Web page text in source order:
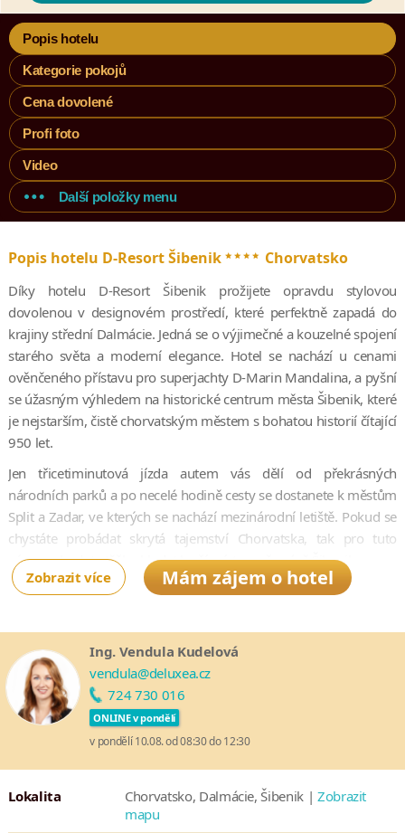
Popis hotelu
Kategorie pokojů
Cena dovolené
Profi foto
Video
Další položky menu
Popis hotelu D-Resort Šibenik**** Chorvatsko
Díky hotelu D-Resort Šibenik prožijete opravdu stylovou
dovolenou v designovém prostředí, které perfektně zapadá do
krajiny střední Dalmácie. Jedná se o výjimečné a kouzelné spojení
starého světa a moderní elegance. Hotel se nachází u cenami
ověnčeného přístavu pro superjachty D-Marin Mandalina, a pyšní
se úžasným výhledem na historické centrum města Šibenik, které
je nejstarším, čistě chorvatským městem s bohatou historií čítající
950 let.
Jen třicetiminutová jízda autem vás dělí od překrásných
národních parků a po necelé hodině cesty se dostanete k městům
Split a Zadar, ve kterých se nachází mezinárodní letiště. Pokud se
chystáte probádat skrytá tajemství Chorvatska, tak pro tuto
výpravu budete těžko hledat lepší místo, než právě Šibenik.
Hotel D-Resort Šibenik nabízí kombinaci unikátních služeb a
„The Design Award“ – ocenění za jedinečně zdobený interiér,
které hotel obdržel v roce 2016 od prestižního designového
časopisu z Anglie.
„International Hotel and Property Award“ – ocenění udělované
Meetings Star Slovenia, které hotel obdržel za kvalitní nabídku
prostor pro pořádání rozmanitých akcí.
Zobrazit více Mám zájem o hotel
Ing. Vendula Kudelová
vendula@deluxea.cz
724 730 016
ONLINE v pondělí
v pondělí 10.08. od 08:30 do 12:30
Lokalita Chorvatsko, Dalmácie, Šibenik | Zobrazit
mapu